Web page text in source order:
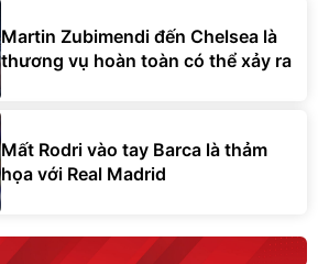
Martin Zubimendi đến Chelsea là
thương vụ hoàn toàn có thể xảy ra
Mất Rodri vào tay Barca là thảm
họa với Real Madrid